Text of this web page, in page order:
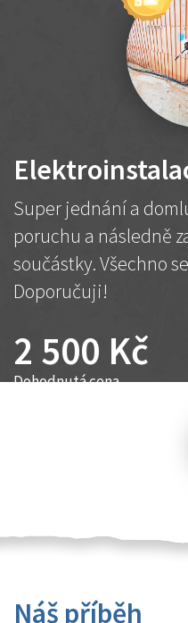
Super jednání a
poruchu a následně
součástky. Všechno
Doporučuji!
2 500 Kč
Dohodnutá cena
Náš příběh